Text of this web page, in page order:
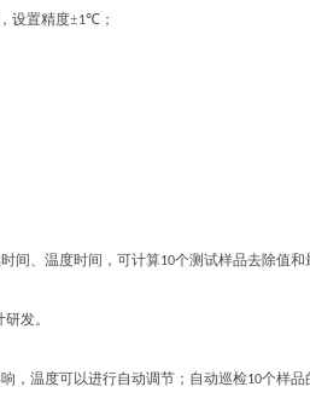
设置精度±1℃；
间、温度时间，可计算10个测试样品去除值
发。
，温度可以进行自动调节；自动巡检10个样品